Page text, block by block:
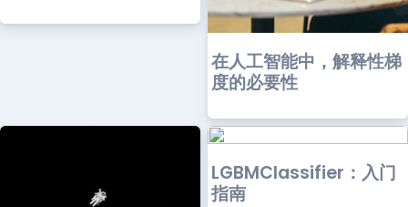
在人工智能中，解释性梯
度的必要性
LGBMClassifier：入门
指南